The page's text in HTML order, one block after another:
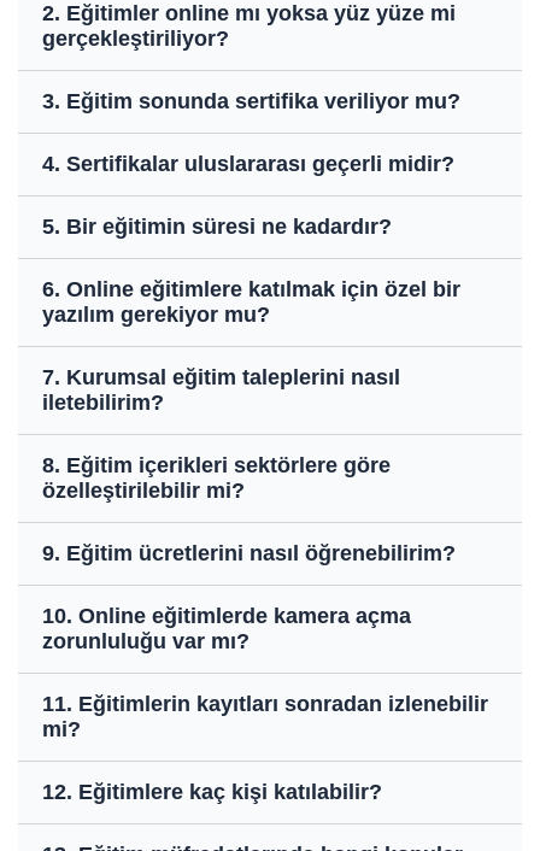
2. Eğitimler online mı yoksa yüz yüze mi
gerçekleştiriliyor?
3. Eğitim sonunda sertifika veriliyor mu?
4. Sertifikalar uluslararası geçerli midir?
5. Bir eğitimin süresi ne kadardır?
6. Online eğitimlere katılmak için özel bir
yazılım gerekiyor mu?
7. Kurumsal eğitim taleplerini nasıl
iletebilirim?
8. Eğitim içerikleri sektörlere göre
özelleştirilebilir mi?
9. Eğitim ücretlerini nasıl öğrenebilirim?
10. Online eğitimlerde kamera açma
zorunluluğu var mı?
11. Eğitimlerin kayıtları sonradan izlenebilir
mi?
12. Eğitimlere kaç kişi katılabilir?